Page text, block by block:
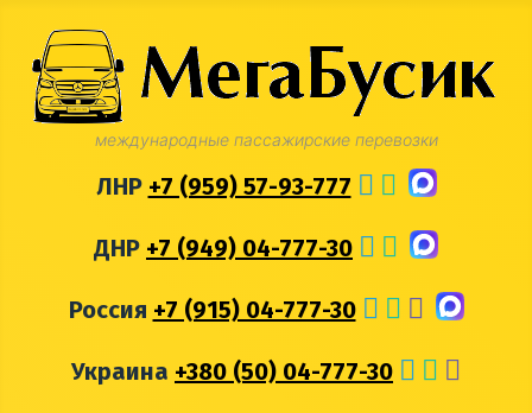
международные пассажирские перевозки
ЛНР +7 (959) 57-93-777
ДНР +7 (949) 04-777-30
Россия +7 (915) 04-777-30
Украина +380 (50) 04-777-30